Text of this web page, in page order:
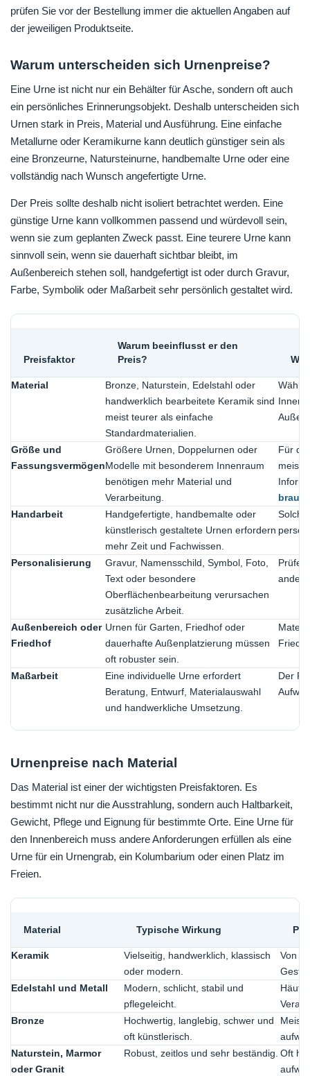
prüfen Sie vor der Bestellung immer die aktuellen Angaben auf
der jeweiligen Produktseite.
Warum unterscheiden sich Urnenpreise?
Eine Urne ist nicht nur ein Behälter für Asche, sondern oft auch
ein persönliches Erinnerungsobjekt. Deshalb unterscheiden sich
Urnen stark in Preis, Material und Ausführung. Eine einfache
Metallurne oder Keramikurne kann deutlich günstiger sein als
eine Bronzeurne, Natursteinurne, handbemalte Urne oder eine
vollständig nach Wunsch angefertigte Urne.
Der Preis sollte deshalb nicht isoliert betrachtet werden. Eine
günstige Urne kann vollkommen passend und würdevoll sein,
wenn sie zum geplanten Zweck passt. Eine teurere Urne kann
sinnvoll sein, wenn sie dauerhaft sichtbar bleibt, im
Außenbereich stehen soll, handgefertigt ist oder durch Gravur,
Farbe, Symbolik oder Maßarbeit sehr persönlich gestaltet wird.
Preisfaktor
Warum beeinflusst er den
Preis?
Material
Bronze, Naturstein, Edelstahl oder
handwerklich bearbeitete Keramik sind
meist teurer als einfache
Standardmaterialien.
Größe und
Fassungsvermögen
Größere Urnen, Doppelurnen oder
Modelle mit besonderem Innenraum
benötigen mehr Material und
Verarbeitung.
Für
meist
Handarbeit
Handgefertigte, handbemalte oder
künstlerisch gestaltete Urnen erfordern
mehr Zeit und Fachwissen.
Personalisierung
Gravur, Namensschild, Symbol, Foto,
Text oder besondere
Oberflächenbearbeitung verursachen
zusätzliche Arbeit.
Außenbereich oder
Friedhof
Urnen für Garten, Friedhof oder
dauerhafte Außenplatzierung müssen
oft robuster sein.
Maßarbeit
Eine individuelle Urne erfordert
Beratung, Entwurf, Materialauswahl
und handwerkliche Umsetzung.
Der
Urnenpreise nach Material
Das Material ist einer der wichtigsten Preisfaktoren. Es
bestimmt nicht nur die Ausstrahlung, sondern auch Haltbarkeit,
Gewicht, Pflege und Eignung für bestimmte Orte. Eine Urne für
den Innenbereich muss andere Anforderungen erfüllen als eine
Urne für ein Urnengrab, ein Kolumbarium oder einen Platz im
Freien.
Material Typische Wirkung
Keramik
Vielseitig, handwerklich, klassisch
oder modern.
Von
Edelstahl und Metall
Modern, schlicht, stabil und
pflegeleicht.
Bronze
Hochwertig, langlebig, schwer und
oft künstlerisch.
Meist
Naturstein, Marmor
oder Granit
Robust, zeitlos und sehr beständig. Oft